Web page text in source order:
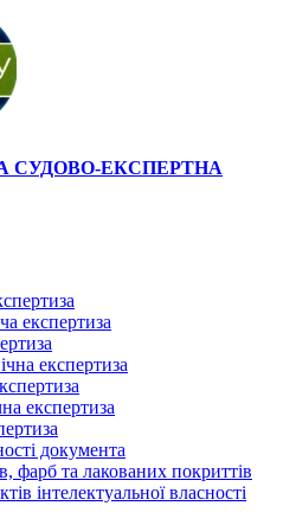
СУДОВО-ЕКСПЕРТНА
експертиза
експертиза
експертиза
документа
фарб та лакованих покриттів
інтелектуальної власності